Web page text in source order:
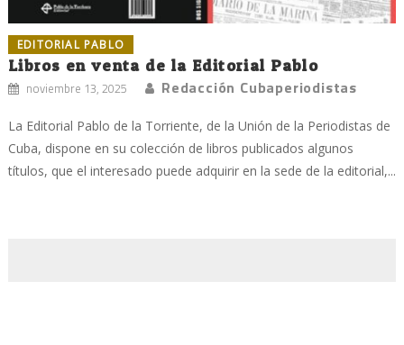
EDITORIAL PABLO
Libros en venta de la Editorial Pablo
noviembre 13, 2025 Redacción Cubaperiodistas
La Editorial Pablo de la Torriente, de la Unión de la Periodistas de
Cuba, dispone en su colección de libros publicados algunos
títulos, que el interesado puede adquirir en la sede de la editorial,...